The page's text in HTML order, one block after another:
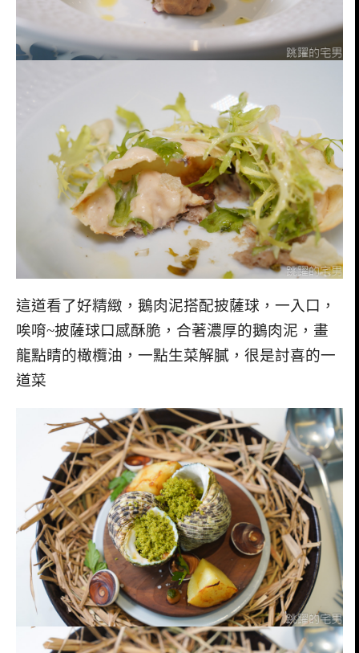
這道看了好精緻，鵝肉泥搭配披薩球，一入口，
唉唷~披薩球口感酥脆，合著濃厚的鵝肉泥，畫
龍點睛的橄欖油，一點生菜解膩，很是討喜的一
道菜